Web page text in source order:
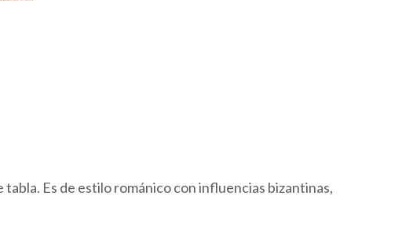
Es de estilo románico con influencias bizantinas,